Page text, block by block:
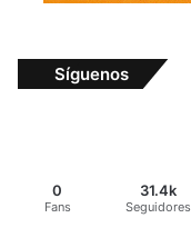
Síguenos
0
Fans
31.4k
Seguidores